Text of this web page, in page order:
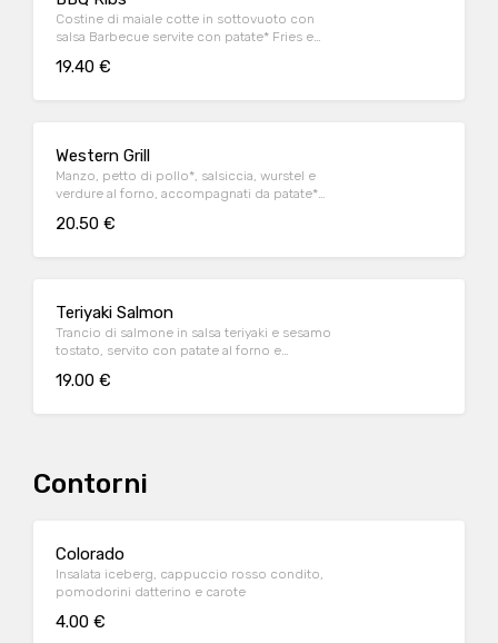
Costine di maiale cotte in sottovuoto con
salsa Barbecue servite con patate* Fries e
19.40 €
Western Grill
Manzo, petto di pollo*, salsiccia, wurstel e
verdure al forno, accompagnati da patate*
20.50 €
Teriyaki Salmon
Trancio di salmone in salsa teriyaki e sesamo
tostato, servito con patate al forno e
19.00 €
Contorni
Colorado
Insalata iceberg, cappuccio rosso condito,
pomodorini datterino e carote
4.00 €